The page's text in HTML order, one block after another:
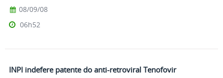
08/09/08
06h52
INPI indefere patente do anti-retroviral Tenofovir